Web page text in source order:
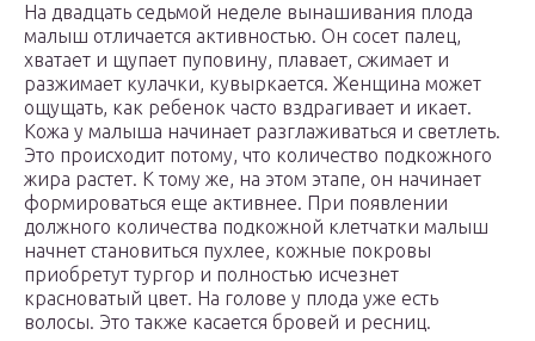
На двадцать седьмой неделе вынашивания плода
малыш отличается активностью. Он сосет палец,
хватает и щупает пуповину, плавает, сжимает и
разжимает кулачки, кувыркается. Женщина может
ощущать, как ребенок часто вздрагивает и икает.
Кожа у малыша начинает разглаживаться и светлеть.
Это происходит потому, что количество подкожного
жира растет. К тому же, на этом этапе, он начинает
формироваться еще активнее. При появлении
должного количества подкожной клетчатки малыш
начнет становиться пухлее, кожные покровы
приобретут тургор и полностью исчезнет
красноватый цвет. На голове у плода уже есть
волосы. Это также касается бровей и ресниц.